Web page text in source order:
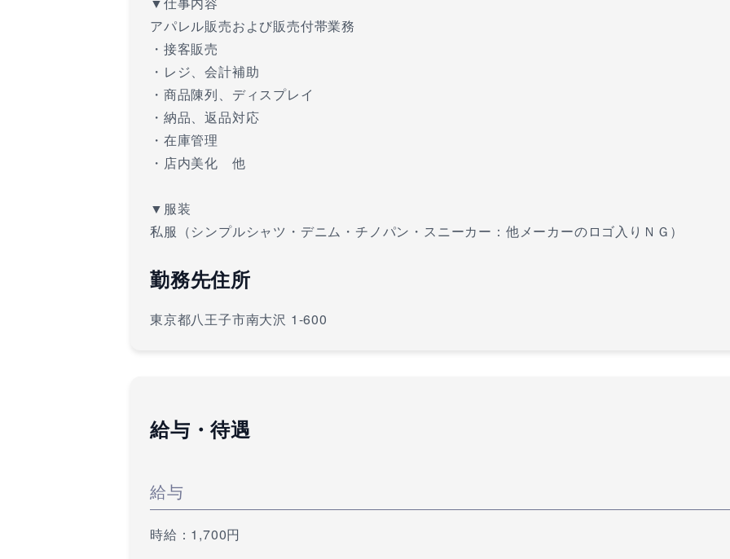
アパレル販売および販売付帯業務
・接客販売
・レジ、会計補助
・商品陳列、ディスプレイ
・納品、返品対応
・在庫管理
・店内美化 他
▼服装
私服（シンプルシャツ・デニム・チノパン・スニーカー：他メーカーのロゴ入りＮＧ）
勤務先住所
東京都八王子市南大沢 1-600
給与・待遇
給与
時給：1,700円